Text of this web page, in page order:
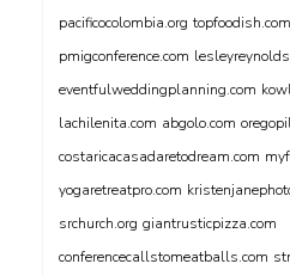
pacificocolombia.org topfoodish.com
pmigconference.com
eventfulweddingplanning.com
lachilenita.com abgolo.com
costaricacasadaretodream.com
yogaretreatpro.com
srchurch.org giantrusticpizza.com
conferencecallstomeatballs.com